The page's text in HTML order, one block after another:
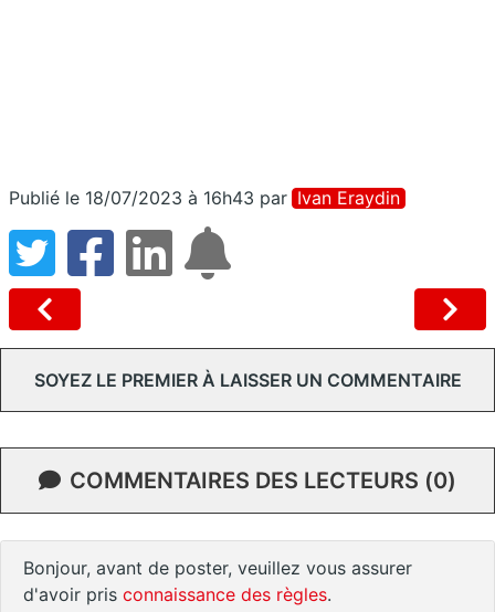
Publié le 18/07/2023 à 16h43 par Ivan Eraydin
SOYEZ LE PREMIER À LAISSER UN COMMENTAIRE
COMMENTAIRES DES LECTEURS (0)
Bonjour, avant de poster, veuillez vous assurer
d'avoir pris connaissance des règles.